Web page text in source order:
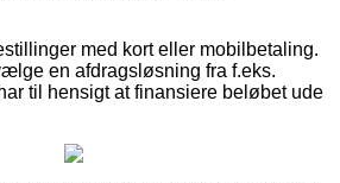
med kort eller mobilbetaling.
en afdragsløsning fra f.eks.
til hensigt at finansiere beløbet ude